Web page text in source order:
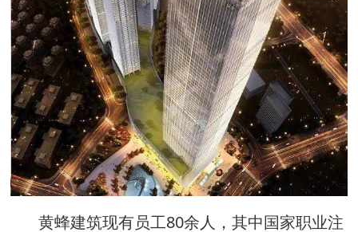
黄蜂建筑现有员工80余人，其中国家职业注